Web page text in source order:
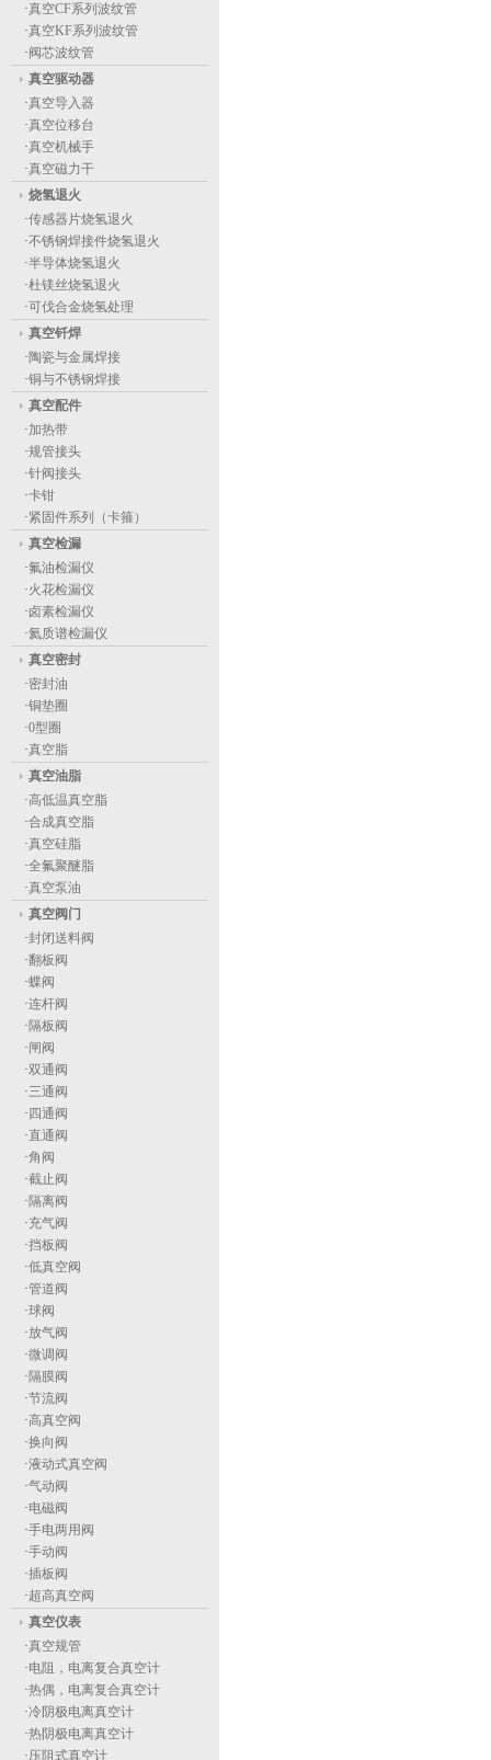
·真空CF系列波纹管
·真空KF系列波纹管
·阀芯波纹管
真空驱动器
·真空导入器
·真空位移台
·真空机械手
·真空磁力干
烧氢退火
·传感器片烧氢退火
·不锈钢焊接件烧氢退火
·半导体烧氢退火
·杜镁丝烧氢退火
·可伐合金烧氢处理
真空钎焊
· 陶瓷与金属焊接
·铜与不锈钢焊接
真空配件
·加热带
·规管接头
·针阀接头
·卡钳
·紧固件系列（卡箍）
真空检漏
·氟油检漏仪
·火花检漏仪
·卤素检漏仪
·氦质谱检漏仪
真空密封
·密封油
·铜垫圈
·0型圈
·真空脂
真空油脂
·高低温真空脂
·合成真空脂
·真空硅脂
·全氟聚醚脂
·真空泵油
真空阀门
·封闭送料阀
·翻板阀
·蝶阀
·连杆阀
· 隔板阀
·闸阀
·双通阀
·三通阀
· 四通阀
·直通阀
·角阀
·截止阀
· 隔离阀
·充气阀
·挡板阀
·低真空阀
·管道阀
·球阀
·放气阀
·微调阀
· 隔膜阀
·节流阀
·高真空阀
·换向阀
·液动式真空阀
·气动阀
·电磁阀
·手电两用阀
·手动阀
·插板阀
·超高真空阀
真空仪表
·真空规管
·电阻，电离复合真空计
·热偶，电离复合真空计
·冷阴极电离真空计
·热阴极电离真空计
·压阻式真空计